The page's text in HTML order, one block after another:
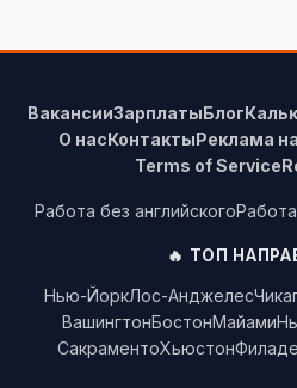
ВакансииЗарплатыБлог
О насКонтактыРеклама
Terms of Service
Работа без английского
🔥 ТОП
Нью-ЙоркЛос-Анджелес
ВашингтонБостонМайами
СакраментоХьюстон